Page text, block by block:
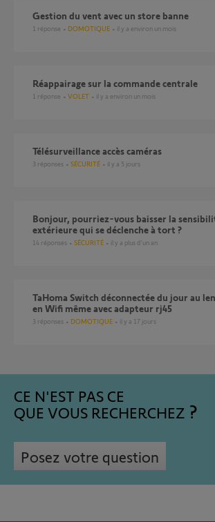
Gestion du vent avec un store banne
1 réponse DOMOTIQUE il y a environ un mois
Réappairage sur la commande centrale
1 réponse VOLET il y a environ un mois
Télésurveillance accès caméras
3 réponses SÉCURITÉ il y a 5 jours
Bonjour, pourriez-vous baisser la sensibilité de ma sirène
extérieure qui se déclenche à tort ?
14 réponses SÉCURITÉ il y a plus d'un an
TaHoma Switch déconnectée du jour au lendemain, échec
en Wifi même avec adapteur rj45
3 réponses DOMOTIQUE il y a 17 jours
CE N'EST PAS CE
QUE VOUS RECHERCHEZ
Posez votre question